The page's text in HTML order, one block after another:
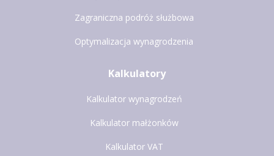
Zagraniczna podróż służbowa
Optymalizacja wynagrodzenia
Kalkulatory
Kalkulator wynagrodzeń
Kalkulator małżonków
Kalkulator VAT